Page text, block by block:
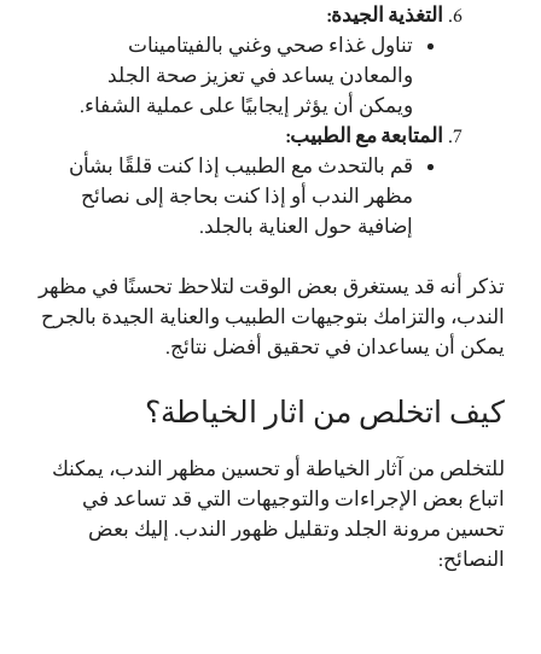
التغذية الجيدة:
تناول غذاء صحي وغني بالفيتامينات
والمعادن يساعد في تعزيز صحة الجلد
ويمكن أن يؤثر إيجابيًا على عملية الشفاء.
المتابعة مع الطبيب:
قم بالتحدث مع الطبيب إذا كنت قلقًا بشأن
مظهر الندب أو إذا كنت بحاجة إلى نصائح
إضافية حول العناية بالجلد.
تذكر أنه قد يستغرق بعض الوقت لتلاحظ تحسنًا في مظهر
الندب، والتزامك بتوجيهات الطبيب والعناية الجيدة بالجرح
يمكن أن يساعدان في تحقيق أفضل نتائج.
كيف اتخلص من اثار الخياطة؟
للتخلص من آثار الخياطة أو تحسين مظهر الندب، يمكنك
اتباع بعض الإجراءات والتوجيهات التي قد تساعد في
تحسين مرونة الجلد وتقليل ظهور الندب. إليك بعض
النصائح: